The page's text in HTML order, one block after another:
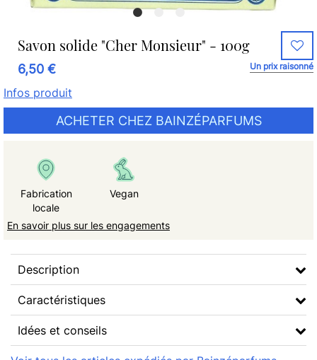
Savon solide "Cher Monsieur" - 100g
6,50 € Un prix raisonné
Infos produit
ACHETER CHEZ BAINZÉPARFUMS
Fabrication
locale
Vegan
En savoir plus sur les engagements
Description
Caractéristiques
Idées et conseils